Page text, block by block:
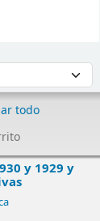
todo
y 1929 y